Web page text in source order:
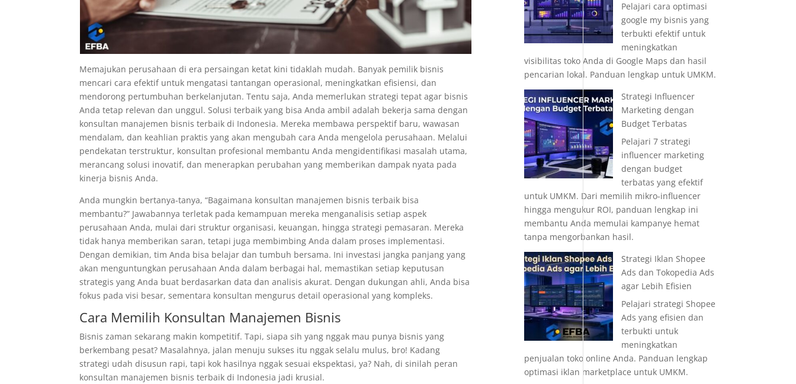
Memajukan perusahaan di era persaingan ketat kini tidaklah mudah. Banyak pemilik bisnis
mencari cara efektif untuk mengatasi tantangan operasional, meningkatkan efisiensi, dan
mendorong pertumbuhan berkelanjutan. Tentu saja, Anda memerlukan strategi tepat agar bisnis
Anda tetap relevan dan unggul. Solusi terbaik yang bisa Anda ambil adalah bekerja sama dengan
konsultan manajemen bisnis terbaik di Indonesia. Mereka membawa perspektif baru, wawasan
mendalam, dan keahlian praktis yang akan mengubah cara Anda mengelola perusahaan. Melalui
pendekatan terstruktur, konsultan profesional membantu Anda mengidentifikasi masalah utama,
merancang solusi inovatif, dan menerapkan perubahan yang memberikan dampak nyata pada
kinerja bisnis Anda.
Anda mungkin bertanya-tanya, “Bagaimana konsultan manajemen bisnis terbaik bisa
membantu?” Jawabannya terletak pada kemampuan mereka menganalisis setiap aspek
perusahaan Anda, mulai dari struktur organisasi, keuangan, hingga strategi pemasaran. Mereka
tidak hanya memberikan saran, tetapi juga membimbing Anda dalam proses implementasi.
Dengan demikian, tim Anda bisa belajar dan tumbuh bersama. Ini investasi jangka panjang yang
akan menguntungkan perusahaan Anda dalam berbagai hal, memastikan setiap keputusan
strategis yang Anda buat berdasarkan data dan analisis akurat. Dengan dukungan ahli, Anda bisa
fokus pada visi besar, sementara konsultan mengurus detail operasional yang kompleks.
Cara Memilih Konsultan Manajemen Bisnis
Bisnis zaman sekarang makin kompetitif. Tapi, siapa sih yang nggak mau punya bisnis yang
berkembang pesat? Masalahnya, jalan menuju sukses itu nggak selalu mulus, bro! Kadang
strategi udah disusun rapi, tapi kok hasilnya nggak sesuai ekspektasi, ya? Nah, di sinilah peran
konsultan manajemen bisnis terbaik di Indonesia jadi krusial.
Pelajari cara optimasi
google my bisnis yang
terbukti efektif untuk
meningkatkan
visibilitas toko Anda di Google Maps dan hasil
pencarian lokal. Panduan lengkap untuk UMKM.
Strategi Influencer
Marketing dengan
Budget Terbatas
Pelajari 7 strategi
influencer marketing
dengan budget
terbatas yang efektif
untuk UMKM. Dari memilih mikro-influencer
hingga mengukur ROI, panduan lengkap ini
membantu Anda memulai kampanye hemat
tanpa mengorbankan hasil.
Strategi Iklan Shopee
Ads dan Tokopedia Ads
agar Lebih Efisien
Pelajari strategi Shopee
Ads yang efisien dan
terbukti untuk
meningkatkan
penjualan toko online Anda. Panduan lengkap
optimasi iklan marketplace untuk UMKM.